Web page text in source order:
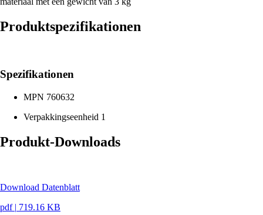
Produktspezifikationen
Spezifikationen
MPN 760632
Verpakkingseenheid 1
Produkt-Downloads
Download Datenblatt
pdf | 719.16 KB